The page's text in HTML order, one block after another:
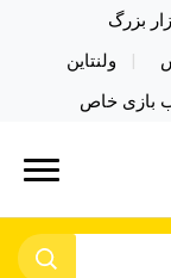
بزرگ
ولنتاین
بازی خاص
هالووین
اکسسوری
ماگ نایکر
کادویی